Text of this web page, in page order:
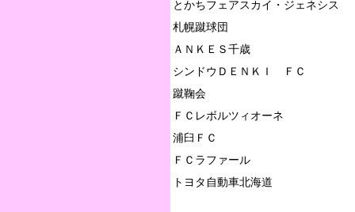
とかちフェアスカイ・ジェネシス
札幌蹴球団
ＡＮＫＥＳ千歳
シンドウＤＥＮＫＩ　ＦＣ
蹴鞠会
ＦＣレボルツィオーネ
浦臼ＦＣ
ＦＣラファール